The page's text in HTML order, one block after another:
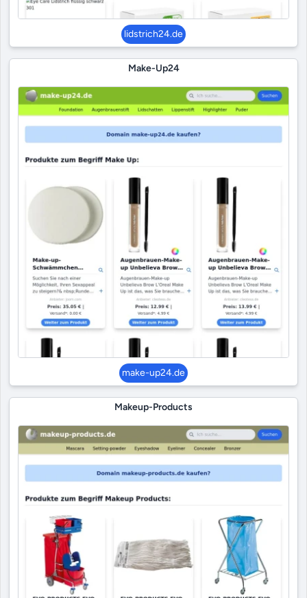
lidstrich24.de
Make-Up24
make-up24.de
Makeup-Products